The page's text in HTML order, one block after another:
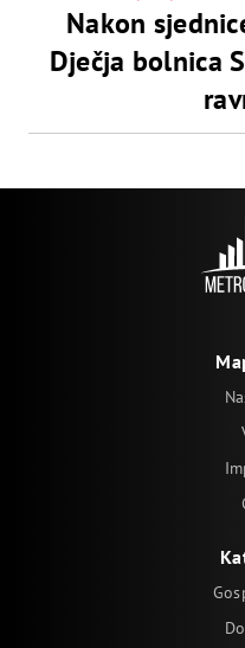
Nakon
Dječja bolnica